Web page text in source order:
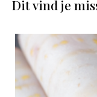
Dit vind je